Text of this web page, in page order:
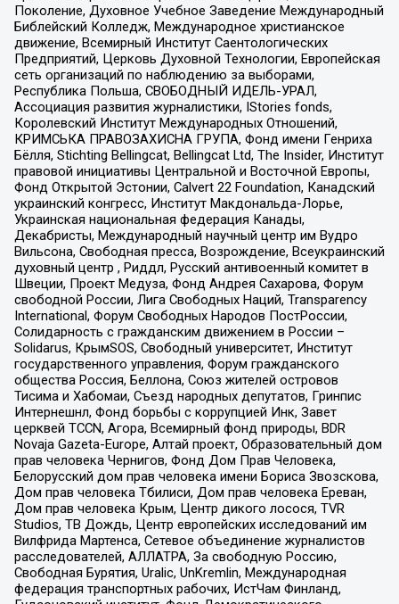
Поколение, Духовное Учебное Заведение Международный
Библейский Колледж, Международное христианское
движение, Всемирный Институт Саентологических
Предприятий, Церковь Духовной Технологии, Европейская
сеть организаций по наблюдению за выборами,
Республика Польша, СВОБОДНЫЙ ИДЕЛЬ-УРАЛ,
Ассоциация развития журналистики, IStories fonds,
Королевский Институт Международных Отношений,
КРИМСЬКА ПРАВОЗАХИСНА ГРУПА, Фонд имени Генриха
Бёлля, Stichting Bellingcat, Bellingcat Ltd, The Insider, Институт
правовой инициативы Центральной и Восточной Европы,
Фонд Открытой Эстонии, Calvert 22 Foundation, Канадский
украинский конгресс, Институт Макдональда-Лорье,
Украинская национальная федерация Канады,
Декабристы, Международный научный центр им Вудро
Вильсона, Свободная пресса, Возрождение, Всеукраинский
духовный центр , Риддл, Русский антивоенный комитет в
Швеции, Проект Медуза, Фонд Андрея Сахарова, Форум
свободной России, Лига Свободных Наций, Transparеncy
International, Форум Свободных Народов ПостРоссии,
Солидарность с гражданским движением в России –
Solidarus, КрымSOS, Свободный университет, Институт
государственного управления, Форум гражданского
общества Россия, Беллона, Союз жителей островов
Тисима и Хабомаи, Съезд народных депутатов, Гринпис
Интернешнл, Фонд борьбы с коррупцией Инк, Завет
церквей TCCN, Агора, Всемирный фонд природы, BDR
Novaja Gazeta-Europe, Алтай проект, Образовательный дом
прав человека Чернигов, Фонд Дом Прав Человека,
Белорусский дом прав человека имени Бориса Звозскова,
Дом прав человека Тбилиси, Дом прав человека Ереван,
Дом прав человека Крым, Центр дикого лосося, TVR
Studios, ТВ Дождь, Центр европейских исследований им
Вилфрида Мартенса, Сетевое объединение журналистов
расследователей, АЛЛАТРА, За свободную Россию,
Свободная Бурятия, Uralic, UnKremlin, Международная
федерация транспортных рабочих, ИстЧам Финланд,